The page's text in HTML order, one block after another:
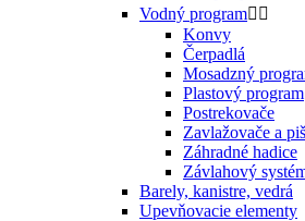
Vodný program 
Konvy
Čerpadlá
Mosadzný
Plastový program
Postrekovače
Zavlažovače a
Záhradné hadice
Závlahový
Barely, kanistre, vedrá
Upevňovacie elementy